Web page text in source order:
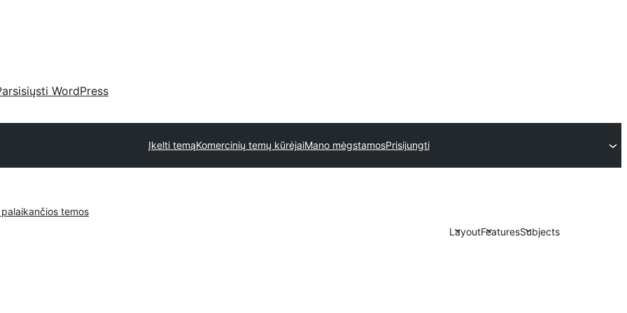
WordPress
Įkelti temąKomercinių temų kūrėjaiMano mėgstamosPrisijungti
palaikančios temos
LayoutFeaturesSubjects